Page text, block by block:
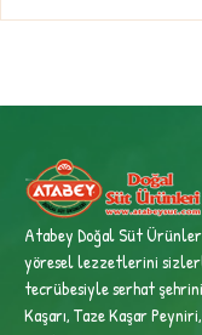
Atabey Doğal Süt
yöresel lezzetlerini
tecrübesiyleserhat
Kaşarı, Taze Kaşar